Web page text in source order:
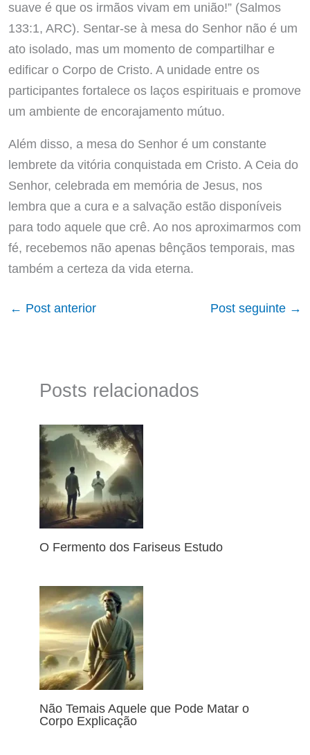
suave é que os irmãos vivam em união!” (Salmos
133:1, ARC). Sentar-se à mesa do Senhor não é um
ato isolado, mas um momento de compartilhar e
edificar o Corpo de Cristo. A unidade entre os
participantes fortalece os laços espirituais e promove
um ambiente de encorajamento mútuo.
Além disso, a mesa do Senhor é um constante
lembrete da vitória conquistada em Cristo. A Ceia do
Senhor, celebrada em memória de Jesus, nos
lembra que a cura e a salvação estão disponíveis
para todo aquele que crê. Ao nos aproximarmos com
fé, recebemos não apenas bênçãos temporais, mas
também a certeza da vida eterna.
← Post anterior Post seguinte →
Posts relacionados
O Fermento dos Fariseus Estudo
Não Temais Aquele que Pode Matar o
Corpo Explicação